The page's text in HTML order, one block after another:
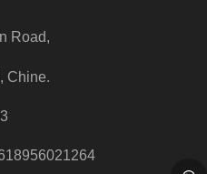
Road,
Chine.